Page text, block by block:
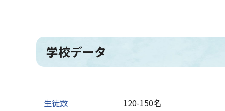
学校データ
生徒数 120-150名